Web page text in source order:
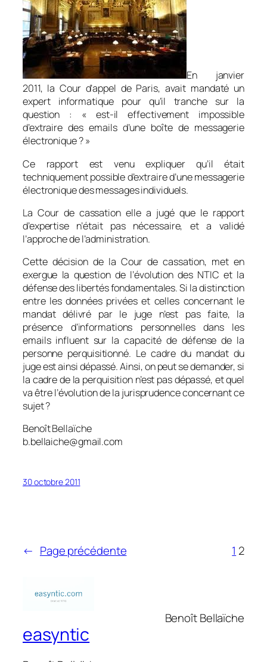
En janvier
2011, la Cour d’appel de Paris, avait mandaté un
expert informatique pour qu’il tranche sur la
question : « est-il effectivement impossible
d’extraire des emails d’une boîte de messagerie
électronique ? »
Ce rapport est venu expliquer qu’il était
techniquement possible d’extraire d’une messagerie
électronique des messages individuels.
La Cour de cassation elle a jugé que le rapport
d’expertise n’était pas nécessaire, et a validé
l’approche de l’administration.
Cette décision de la Cour de cassation, met en
exergue la question de l’évolution des NTIC et la
défense des libertés fondamentales. Si la distinction
entre les données privées et celles concernant le
mandat délivré par le juge n’est pas faite, la
présence d’informations personnelles dans les
emails influent sur la capacité de défense de la
personne perquisitionné. Le cadre du mandat du
juge est ainsi dépassé. Ainsi, on peut se demander, si
la cadre de la perquisition n’est pas dépassé, et quel
va être l’évolution de la jurisprudence concernant ce
sujet ?
Benoît Bellaïche
b.bellaiche@gmail.com
30 octobre 2011
← Page précédente 1 2
easyntic
Benoît Bellaïche